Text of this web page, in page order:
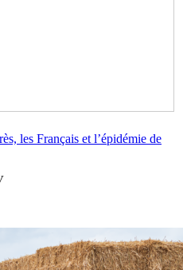
les Français et l’épidémie de